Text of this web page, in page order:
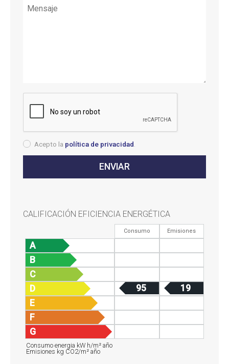
Acepto la política de privacidad
CALIFICACIÓN EFICIENCIA ENERGÉTICA
Consumo Emisiones
A
B
C
D
95
19
E
F
G
Consumo energia kW h/m² año
Emisiones kg CO2/m² año